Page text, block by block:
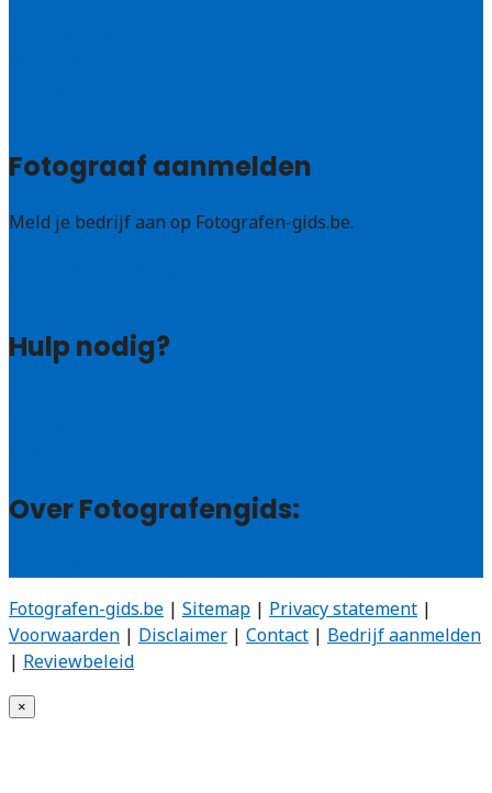
Fotograaf aanmelden
Meld je bedrijf aan op Fotografen-gids.be.
Hulp nodig?
Over Fotografengids:
Fotografen-gids.be | Sitemap | Privacy statement |
Voorwaarden | Disclaimer | Contact | Bedrijf aanmelden
| Reviewbeleid
×